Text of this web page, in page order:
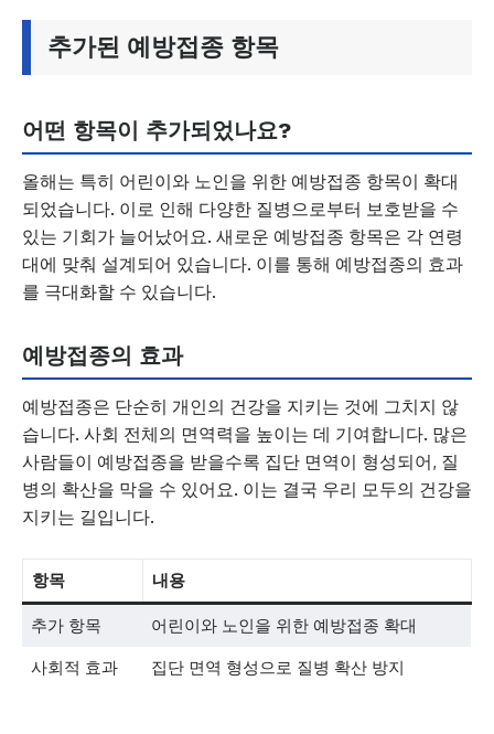
추가된 예방접종 항목
어떤 항목이 추가되었나요?
올해는 특히 어린이와 노인을 위한 예방접종 항목이 확대
되었습니다. 이로 인해 다양한 질병으로부터 보호받을 수
있는 기회가 늘어났어요. 새로운 예방접종 항목은 각 연령
대에 맞춰 설계되어 있습니다. 이를 통해 예방접종의 효과
를 극대화할 수 있습니다.
예방접종의 효과
예방접종은 단순히 개인의 건강을 지키는 것에 그치지 않
습니다. 사회 전체의 면역력을 높이는 데 기여합니다. 많은
사람들이 예방접종을 받을수록 집단 면역이 형성되어, 질
병의 확산을 막을 수 있어요. 이는 결국 우리 모두의 건강을
지키는 길입니다.
항목 내용
추가 항목 어린이와 노인을 위한 예방접종 확대
사회적 효과 집단 면역 형성으로 질병 확산 방지